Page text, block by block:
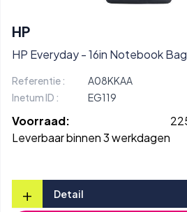
HP
HP Everyday - 16in Notebook
Referentie :
A08KKAA
Inetum ID :
EG119
Voorraad:
Leverbaar binnen 3 werkdagen
+ Detail